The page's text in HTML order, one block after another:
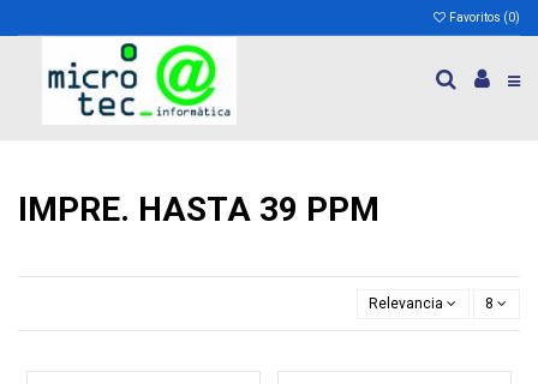
Favoritos (0)
IMPRE. HASTA 39 PPM
Relevancia 8